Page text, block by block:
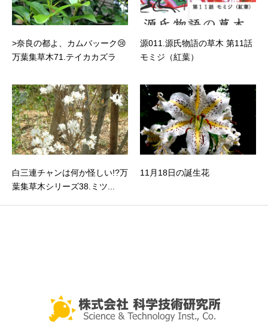
>奈良の都よ、カムバッーク😢
万葉集草木71.テイカカズラ
源011.源氏物語の草木 第11話
モミジ（紅葉）
白三連チャンは何か怪しい!?万
葉集草木シリーズ38.ミツ...
11月18日の誕生花